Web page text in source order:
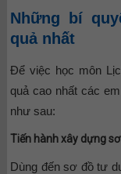
Những bí
quả nhất
Để việc học môn
quả cao nhất các
như sau:
Tiến hành xây dựng
Dùng đến sơ đồ tư